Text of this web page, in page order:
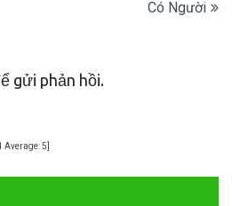
Có Người
gửi phản hồi.
Average:5